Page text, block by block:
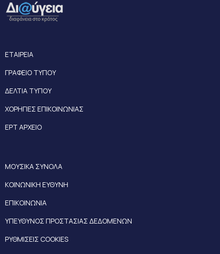
ΕΤΑΙΡΕΙΑ
ΓΡΑΦΕΙΟ ΤΥΠΟΥ
ΔΕΛΤΙΑ ΤΥΠΟΥ
ΧΟΡΗΓΙΕΣ ΕΠΙΚΟΙΝΩΝΙΑΣ
ΕΡΤ ΑΡΧΕΙΟ
ΜΟΥΣΙΚΑ ΣΥΝΟΛΑ
ΚΟΙΝΩΝΙΚΗ ΕΥΘΥΝΗ
ΕΠΙΚΟΙΝΩΝΙΑ
ΥΠΕΥΘΥΝΟΣ ΠΡΟΣΤΑΣΙΑΣ ΔΕΔΟΜΕΝΩΝ
ΡΥΘΜΙΣΕΙΣ COOKIES